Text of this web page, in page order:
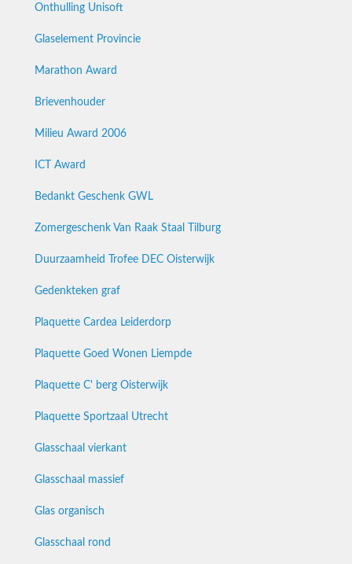
Onthulling Unisoft
Glaselement Provincie
Marathon Award
Brievenhouder
Milieu Award 2006
ICT Award
Bedankt Geschenk GWL
Zomergeschenk Van Raak Staal Tilburg
Duurzaamheid Trofee DEC Oisterwijk
Gedenkteken graf
Plaquette Cardea Leiderdorp
Plaquette Goed Wonen Liempde
Plaquette C' berg Oisterwijk
Plaquette Sportzaal Utrecht
Glasschaal vierkant
Glasschaal massief
Glas organisch
Glasschaal rond